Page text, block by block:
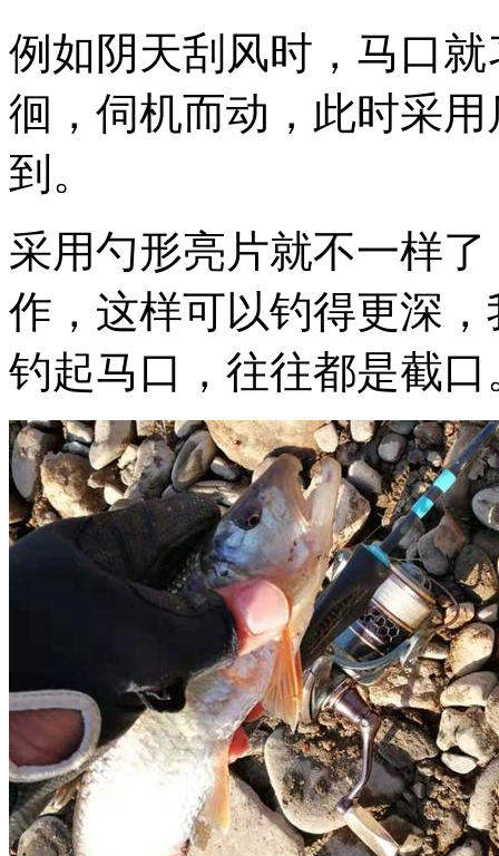
例如阴天刮风时，马口
徊，伺机而动，此时采
到。
采用勺形亮片就不一样
作，这样可以钓得更深
钓起马口，往往都是截口